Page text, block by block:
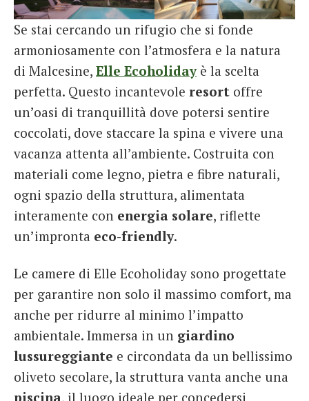
Se stai cercando un rifugio che si fonde
armoniosamente con l’atmosfera e la natura
di Malcesine, Elle Ecoholidayè la scelta
perfetta. Questo incantevole resort offre
un’oasi di tranquillità dove potersi sentire
coccolati, dove staccare la spina e vivere una
vacanza attenta all’ambiente. Costruita con
materiali come legno, pietra e fibre naturali,
ogni spazio della struttura, alimentata
interamente con energia solare, riflette
un’impronta eco-friendly.
Le camere di Elle Ecoholiday sono progettate
per garantire non solo il massimo comfort, ma
anche per ridurre al minimo l’impatto
ambientale. Immersa in un giardino
lussureggiante e circondata da un bellissimo
oliveto secolare, la struttura vanta anche una
piscina, il luogo ideale per concedersi